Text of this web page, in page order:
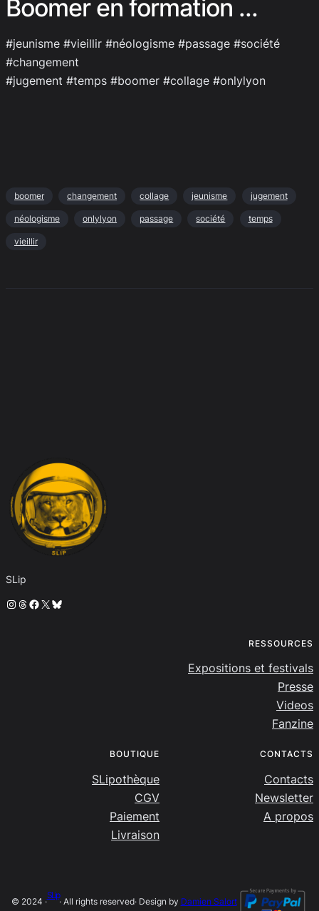
Boomer en formation …
#jeunisme #vieillir #néologisme #passage #société
#changement
#jugement #temps #boomer #collage #onlylyon
boomer changement collage jeunisme jugement
néologisme onlylyon passage société temps
vieillir
SLip
Instagram
Threads
Facebook
X Bluesky
RESSOURCES
Expositions et festivals
Presse
Videos
Fanzine
BOUTIQUE
SLipothèque
CGV
Paiement
Livraison
CONTACTS
Contacts
Newsletter
A propos
© 2024 ·
SLip
· All rights reserved· Design by Damien Salort